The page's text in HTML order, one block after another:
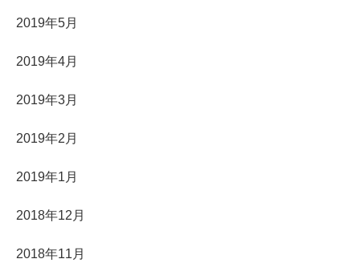
2019年5月
2019年4月
2019年3月
2019年2月
2019年1月
2018年12月
2018年11月